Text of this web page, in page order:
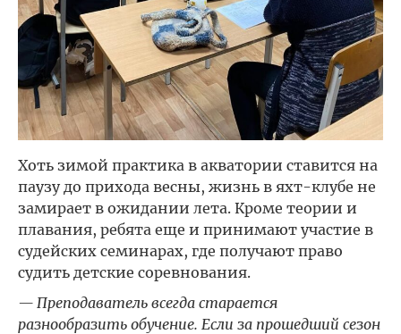
Хоть зимой практика в акватории ставится на
паузу до прихода весны, жизнь в яхт-клубе не
замирает в ожидании лета. Кроме теории и
плавания, ребята еще и принимают участие в
судейских семинарах, где получают право
судить детские соревнования.
— Преподаватель всегда старается
разнообразить обучение. Если за прошедший сезон